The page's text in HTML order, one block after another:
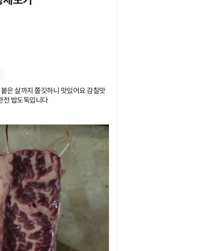
은 살까지 쫄깃하니 맛있어요 감칠맛
전 밥도둑입니다